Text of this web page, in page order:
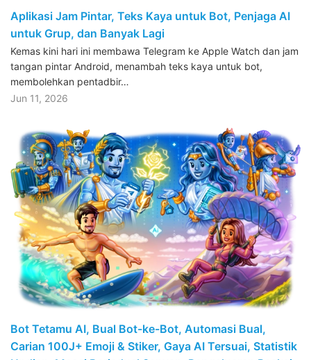
Aplikasi Jam Pintar, Teks Kaya untuk Bot, Penjaga AI
untuk Grup, dan Banyak Lagi
Kemas kini hari ini membawa Telegram ke Apple Watch dan jam
tangan pintar Android, menambah teks kaya untuk bot,
membolehkan pentadbir…
Jun 11, 2026
Bot Tetamu AI, Bual Bot-ke-Bot, Automasi Bual,
Carian 100J+ Emoji & Stiker, Gaya AI Tersuai, Statistik